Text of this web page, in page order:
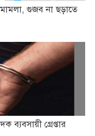
গুজব না ছড়াতে
ব্যবসায়ী গ্রেপ্তার